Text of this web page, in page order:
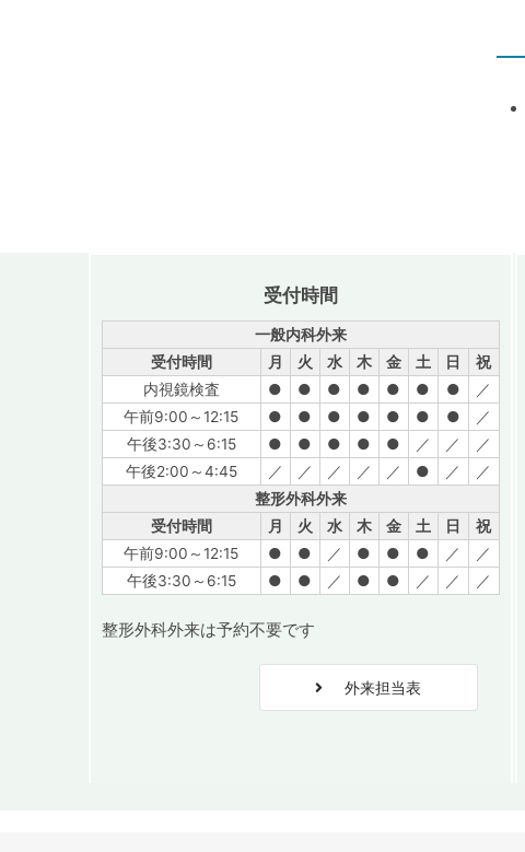
受付時間
一般内科外来
受付時間
月 火 水 木 金 土 日
祝
内視鏡検査
● ● ● ● ● ● ●
／
午前9:00～12:15
● ● ● ● ● ● ●
／
午後3:30～6:15
● ● ● ● ● ／ ／
／
午後2:00～4:45
／ ／ ／ ／ ／ ● ／
／
整形外科外来
受付時間
月 火 水 木 金 土 日
祝
午前9:00～12:15
● ● ／ ● ● ● ／
／
午後3:30～6:15
● ● ／ ● ● ／ ／ ／
整形外科外来は予約不要です
外来担当表